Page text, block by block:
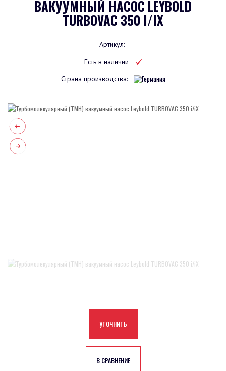
ВАКУУМНЫЙ НАСОС LEYBOLD
TURBOVAC 350 I/IX
Артикул:
Есть в наличии
Страна производства:
УТОЧНИТЬ
В СРАВНЕНИЕ